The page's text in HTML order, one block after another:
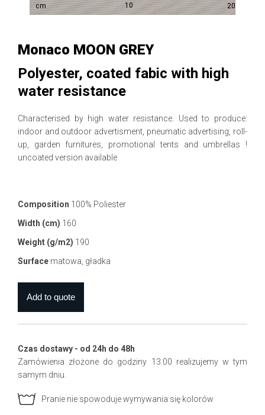
Monaco MOON GREY
Polyester, coated fabic with high
water resistance
Characterised by high water resistance. Used to produce:
indoor and outdoor advertisment, pneumatic advertising, roll-
up, garden furnitures, promotional tents and umbrellas !
uncoated version available
Composition 100% Poliester
Width (cm) 160
Weight (g/m2) 190
Surface matowa, gładka
Czas dostawy - od 24h do 48h
Zamówienia złożone do godziny 13.00 realizujemy w tym
samym dniu.
Pranie nie spowoduje wymywania się kolorów